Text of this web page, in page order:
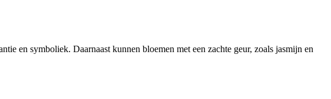
en symboliek. Daarnaast kunnen bloemen met een zachte geur, zoals jasmijn en